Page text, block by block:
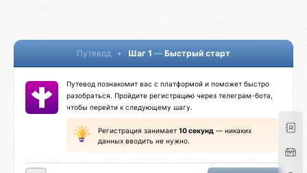
Путевод • Шаг 1 — Быстрый старт
Путевод познакомит вас с платформой и поможет быстро
разобраться. Пройдите регистрацию через телеграм-бота,
чтобы перейти к следующему шагу.
Регистрация занимает 10 секунд — никаких
данных вводить не нужно.